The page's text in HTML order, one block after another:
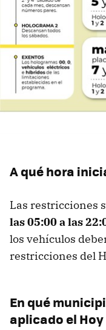
A qué hora
Las restricciones
las 05:00 a las
los vehículos
restricciones del
En qué
aplicado el